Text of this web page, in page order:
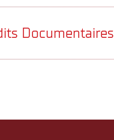
Gestion de la Douane
Documentaires
Documentaires